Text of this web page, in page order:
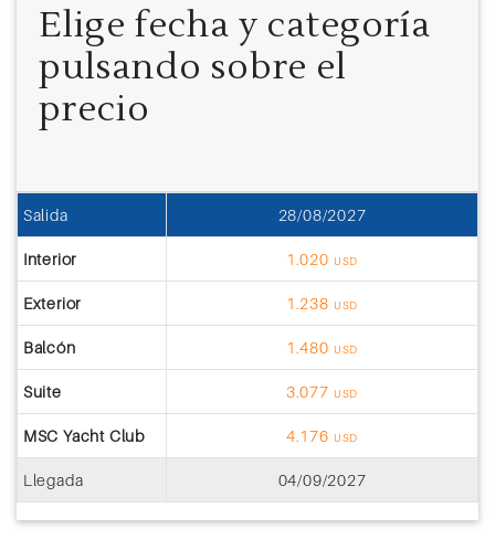
Elige fecha y categoría
pulsando sobre el
precio
Salida 28/08/2027
Interior 1.020 USD
Exterior 1.238 USD
Balcón 1.480 USD
Suite 3.077 USD
MSC Yacht Club 4.176 USD
Llegada 04/09/2027